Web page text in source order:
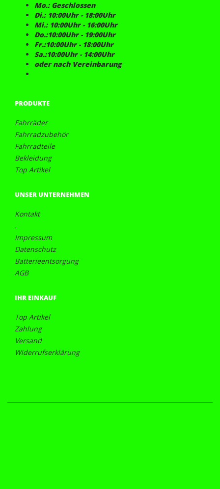
Mo.: Geschlossen
Di.: 10:00Uhr - 18:00Uhr
Mi.: 10:00Uhr - 16:00Uhr
Do.:10:00Uhr - 19:00Uhr
Fr.:10:00Uhr - 18:00Uhr
Sa.:10:00Uhr - 14:00Uhr
oder nach Vereinbarung
PRODUKTE
Fahrräder
Fahrradzubehör
Fahrradteile
Bekleidung
Top Artikel
UNSER UNTERNEHMEN
Kontakt
.
Impressum
Datenschutz
Batterieentsorgung
AGB
IHR EINKAUF
Top Artikel
Zahlung
Versand
Widerrufserklärung